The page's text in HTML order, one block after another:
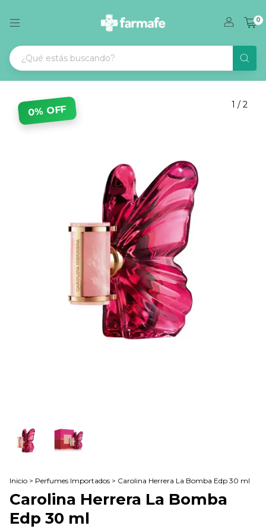
0
1 / 2
0% OFF
Inicio > Perfumes Importados > Carolina Herrera La Bomba Edp 30 ml
Carolina Herrera La Bomba
Edp 30 ml